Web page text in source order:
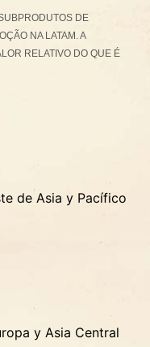
DE
NA LATAM. A
RELATIVO DO QUE É